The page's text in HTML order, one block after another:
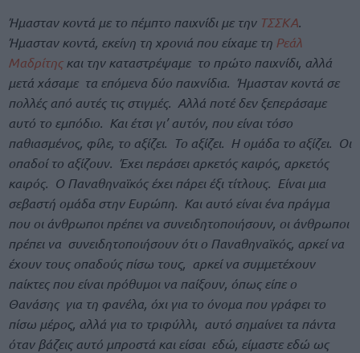
Ήμασταν κοντά με το πέμπτο παιχνίδι με την ΤΣΣΚΑ.
Ήμασταν κοντά, εκείνη τη χρονιά που είχαμε τη Ρεάλ
Μαδρίτηςκαι την καταστρέψαμε το πρώτο παιχνίδι, αλλά
μετά χάσαμε τα επόμενα δύο παιχνίδια. Ήμασταν κοντά σε
πολλές από αυτές τις στιγμές. Αλλά ποτέ δεν ξεπεράσαμε
αυτό το εμπόδιο. Και έτσι γι’ αυτόν, που είναι τόσο
παθιασμένος, φίλε, το αξίζει. Το αξίζει. Η ομάδα το αξίζει. Οι
οπαδοί το αξίζουν. Έχει περάσει αρκετός καιρός, αρκετός
καιρός. Ο Παναθηναϊκός έχει πάρει έξι τίτλους. Είναι μια
σεβαστή ομάδα στην Ευρώπη. Και αυτό είναι ένα πράγμα
που οι άνθρωποι πρέπει να συνειδητοποιήσουν, οι άνθρωποι
πρέπει να συνειδητοποιήσουν ότι ο Παναθηναϊκός, αρκεί να
έχουν τους οπαδούς πίσω τους, αρκεί να συμμετέχουν
παίκτες που είναι πρόθυμοι να παίξουν, όπως είπε ο
Θανάσης για τη φανέλα, όχι για το όνομα που γράφει το
πίσω μέρος, αλλά για το τριφύλλι, αυτό σημαίνει τα πάντα
όταν βάζεις αυτό μπροστά και είσαι εδώ, είμαστε εδώ ως